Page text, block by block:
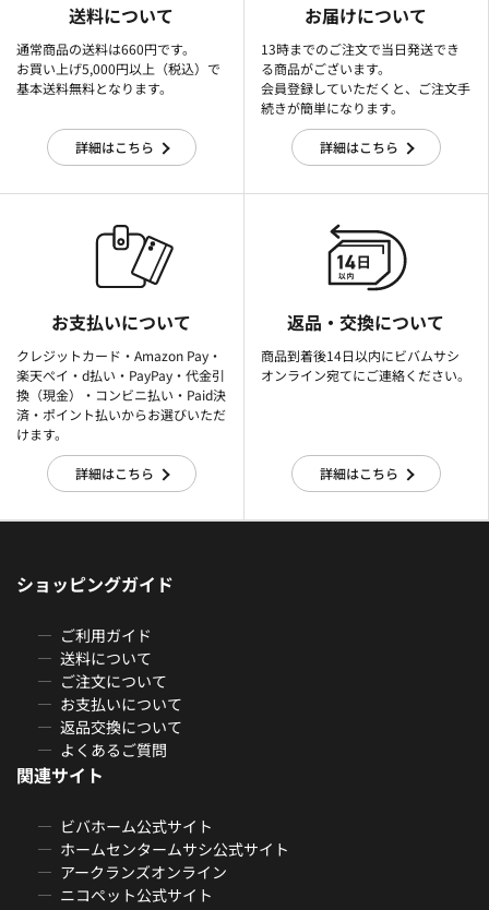
送料について
通常商品の送料は660円です。
お買い上げ5,000円以上（税込）で
基本送料無料となります。
詳細はこちら
お届けについて
13時までのご注文で当日発送でき
る商品がございます。
会員登録していただくと、ご注文手
続きが簡単になります。
詳細はこちら
お支払いについて
クレジットカード・Amazon Pay・
楽天ぺイ・d払い・PayPay・代金引
換（現金）・コンビニ払い・Paid決
済・ポイント払いからお選びいただ
けます。
詳細はこちら
返品・交換について
商品到着後14日以内にビバムサシ
オンライン宛てにご連絡ください。
詳細はこちら
ショッピングガイド
ご利用ガイド
送料について
ご注文について
お支払いについて
返品交換について
よくあるご質問
関連サイト
ビバホーム公式サイト
ホームセンタームサシ公式サイト
アークランズオンライン
ニコペット公式サイト